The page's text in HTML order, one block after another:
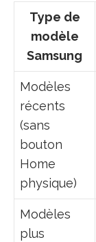
Type de
modèle
Samsung
Modèles
récents
(sans
bouton
Home
physique)
Modèles
plus